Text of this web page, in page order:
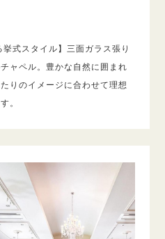
式スタイル】三面ガラス張り
ャペル。豊かな自然に囲まれ
りのイメージに合わせて理想
。